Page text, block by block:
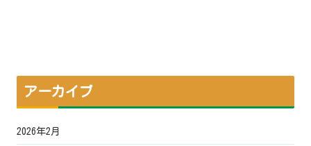
アーカイブ
2026年2月